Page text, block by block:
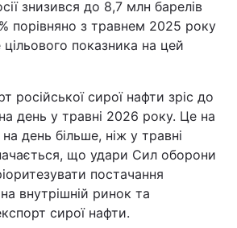
знизився до 8,7 млн барелів
порівняно з травнем 2025 року
показника на цей
російської сирої нафти зріс до
день у травні 2026 року. Це на
день більше, ніж у травні
що удари Сил оборони
постачання
внутрішній ринок та
сирої нафти.